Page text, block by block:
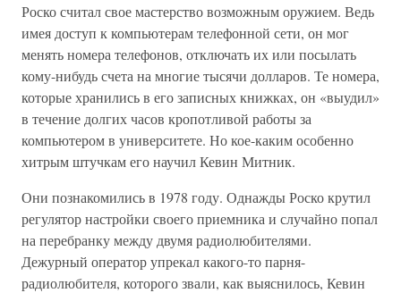
Роско считал свое мастерство возможным оружием. Ведь
имея доступ к компьютерам телефонной сети, он мог
менять номера телефонов, отключать их или посылать
кому-нибудь счета на многие тысячи долларов. Те номера,
которые хранились в его записных книжках, он «выудил»
в течение долгих часов кропотливой работы за
компьютером в университете. Но кое-каким особенно
хитрым штучкам его научил Кевин Митник.
Они познакомились в 1978 году. Однажды Роско крутил
регулятор настройки своего приемника и случайно попал
на перебранку между двумя радиолюбителями.
Дежурный оператор упрекал какого-то парня-
радиолюбителя, которого звали, как выяснилось, Кевин